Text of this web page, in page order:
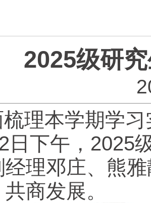
2025级研
理本学期学
日下午，2025
理邓庄、熊
商发展。